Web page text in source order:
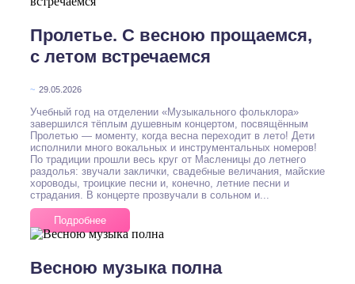
Пролетье. С весною прощаемся,
с летом встречаемся
~ 29.05.2026
Учебный год на отделении «Музыкального фольклора»
завершился тёплым душевным концертом, посвящённым
Пролетью — моменту, когда весна переходит в лето! Дети
исполнили много вокальных и инструментальных номеров!
По традиции прошли весь круг от Масленицы до летнего
раздолья: звучали заклички, свадебные величания, майские
хороводы, троицкие песни и, конечно, летние песни и
страдания. В концерте прозвучали в сольном и...
Подробнее
Весною музыка полна